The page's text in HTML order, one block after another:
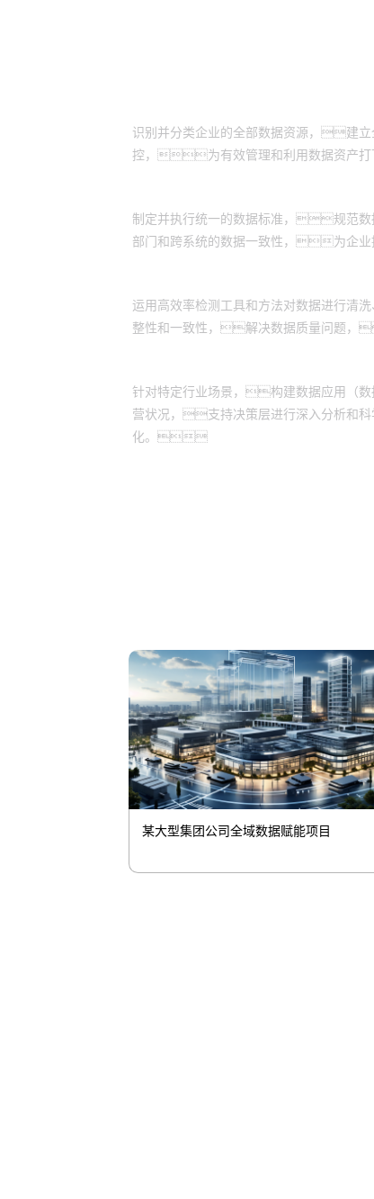
识别并分类企业的全部数据资源，建
控，为有效管理和利用数据资产
制定并执行统一的数据标准，规范
部门和跨系统的数据一致性，为企
运用高效率检测工具和方法对数据进
整性和一致性，解决数据质量问题
针对特定行业场景，构建数据应用（
营状况，支持决策层进行深入分析和
化。
某大型集团公司全域数据赋能项目